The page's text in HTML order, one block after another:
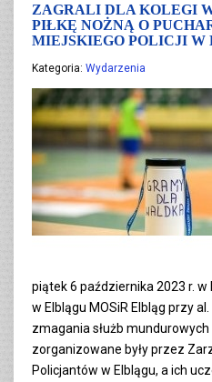
ZAGRALI DLA KOLEGI
PIŁKĘ NOŻNĄ O
MIEJSKIEGO POLICJI W
Kategoria: Wydarzenia
piątek 6 października 2023 r.
w Elblągu MOSiR Elbląg przy
zmagania służb
zorganizowane były przez
Policjantów w Elblągu, a ich